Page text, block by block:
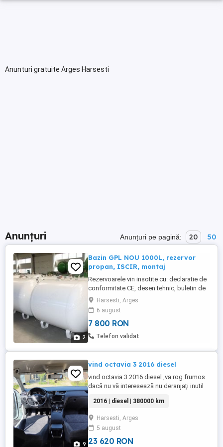
Anunturi gratuite Arges Harsesti
Anunțuri Anunțuri pe pagină: 20 50
2
Bazin GPL NOU 1000L, rezervor
propan, ISCIR, montaj
Rezervoarele vin insotite cu: declaratie de
conformitate CE, desen tehnic, buletin de
verificare in punctele de grosimi si sub
presiune, emis de fabricant , buletin de
verificare a supapei de siguranta,
certificatde garantie 25 de ani de la
producator si factura fiscala Efectuam
Harsesti, Arges
6 august
7 800 RON
Telefon validat
9
vind octavia 3 2016 diesel
vind octavia 3 2016 diesel ,va rog frumos
dacă nu vă interesează nu deranjați inutil
2016 | diesel | 380000 km
Harsesti, Arges
5 august
23 620 RON